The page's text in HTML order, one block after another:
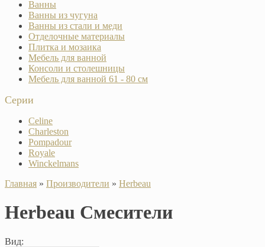
Ванны
Ванны из чугуна
Ванны из стали и меди
Отделочные материалы
Плитка и мозаика
Мебель для ванной
Консоли и столешницы
Мебель для ванной 61 - 80 см
Серии
Celine
Charleston
Pompadour
Royale
Winckelmans
Главная » Производители » Herbeau
Herbeau Смесители
Вид: